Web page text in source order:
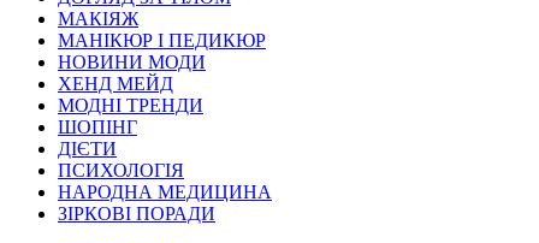
МАКІЯЖ
МАНІКЮР І ПЕДИКЮР
НОВИНИ МОДИ
ХЕНД МЕЙД
МОДНІ ТРЕНДИ
ШОПІНГ
ДІЄТИ
ПСИХОЛОГІЯ
НАРОДНА МЕДИЦИНА
ЗІРКОВІ ПОРАДИ